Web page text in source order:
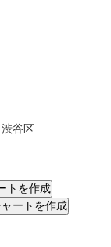
谷区